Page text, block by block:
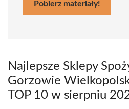
Pobierz materiały!
Najlepsze Sklepy
Gorzowie
TOP 10 w sierpniu